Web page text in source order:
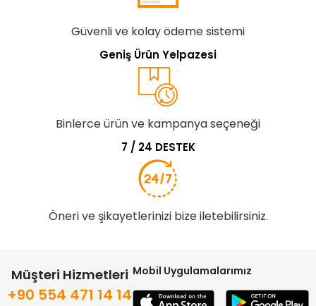
Güvenli ve kolay ödeme sistemi
Geniş Ürün Yelpazesi
Binlerce ürün ve kampanya seçeneği
7 / 24 DESTEK
Öneri ve şikayetlerinizi bize iletebilirsiniz.
Müşteri Hizmetleri
+90 554 471 14 14
Mobil Uygulamalarımız